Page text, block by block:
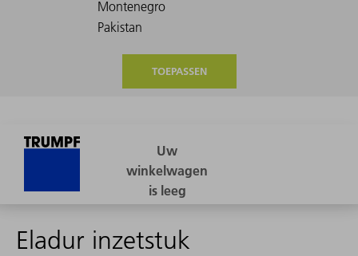
TOEPASSEN
Eladur inzetstuk